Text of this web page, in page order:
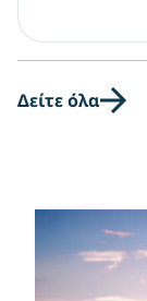
Δείτε όλα